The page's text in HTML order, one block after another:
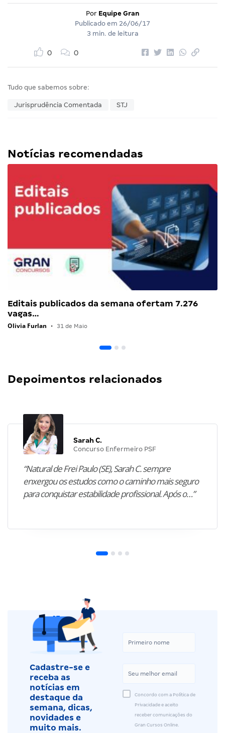
Por Equipe Gran
Publicado em 26/06/17
3 min. de leitura
0 0
Tudo que sabemos sobre:
Jurisprudência Comentada STJ
Notícias recomendadas
Editais publicados da semana ofertam 7.276
vagas…
Olivia Furlan • 31 de Maio
Depoimentos relacionados
Sarah C.
Concurso Enfermeiro PSF
“Natural de Frei Paulo (SE), Sarah C. sempre
enxergou os estudos como o caminho mais seguro
para conquistar estabilidade profissional. Após o…”
Cadastre-se e
receba as
notícias em
destaque da
semana, dicas,
novidades e
muito mais.
Concordo com a Política de
Privacidade e aceito
receber comunicações do
Gran Cursos Online.